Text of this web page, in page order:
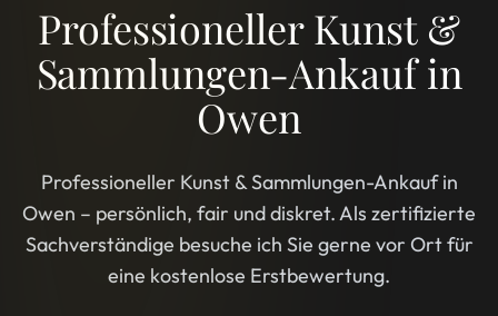
Professioneller Kunst &
Sammlungen-Ankauf in
Owen
Professioneller Kunst & Sammlungen-Ankauf in
Owen – persönlich, fair und diskret. Als zertifizierte
Sachverständige besuche ich Sie gerne vor Ort für
eine kostenlose Erstbewertung.